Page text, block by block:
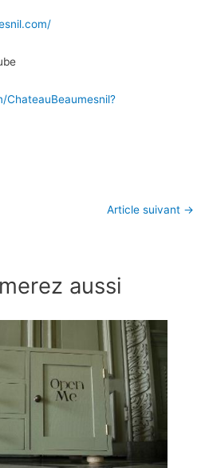
Article suivant →
aussi